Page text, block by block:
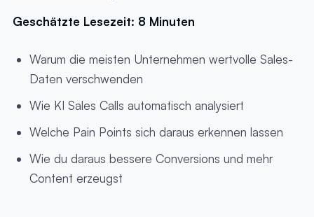
Geschätzte Lesezeit: 8 Minuten
Warum die meisten Unternehmen wertvolle Sales-
Daten verschwenden
Wie KI Sales Calls automatisch analysiert
Welche Pain Points sich daraus erkennen lassen
Wie du daraus bessere Conversions und mehr
Content erzeugst